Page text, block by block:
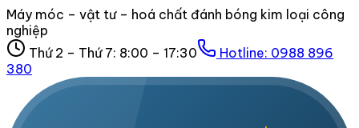
Máy móc – vật tư – hoá chất đánh bóng kim loại công
nghiệp
Thứ 2 – Thứ 7: 8:00 – 17:30
Hotline: 0988 896
380